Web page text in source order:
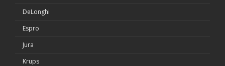
DeLonghi
Espro
Jura
Krups